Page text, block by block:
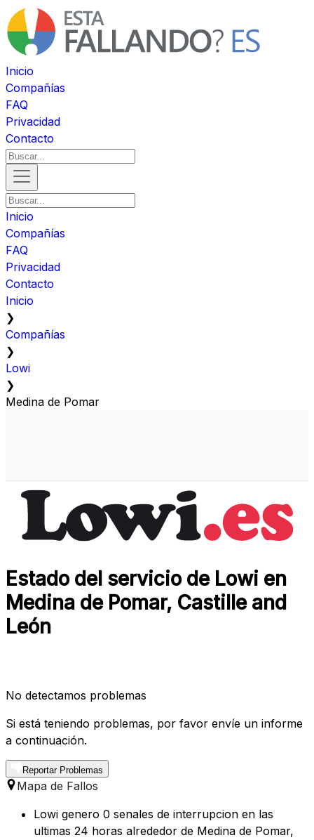
Inicio
Compañías
FAQ
Privacidad
Contacto
Inicio
Compañías
FAQ
Privacidad
Contacto
Inicio
❯
Compañías
❯
Lowi
❯
Medina de Pomar
Estado del servicio de Lowi en
Medina de Pomar, Castille and
León
No detectamos problemas
Si está teniendo problemas, por favor envíe un informe
a continuación.
Reportar Problemas
Mapa de Fallos
Lowi genero 0 senales de interrupcion en las
ultimas 24 horas alrededor de Medina de Pomar,